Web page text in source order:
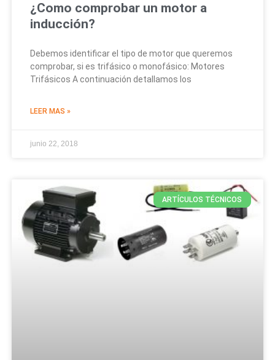
¿Como comprobar un motor a
inducción?
Debemos identificar el tipo de motor que queremos
comprobar, si es trifásico o monofásico: Motores
Trifásicos A continuación detallamos los
LEER MAS »
junio 22, 2018
ARTÍCULOS TÉCNICOS